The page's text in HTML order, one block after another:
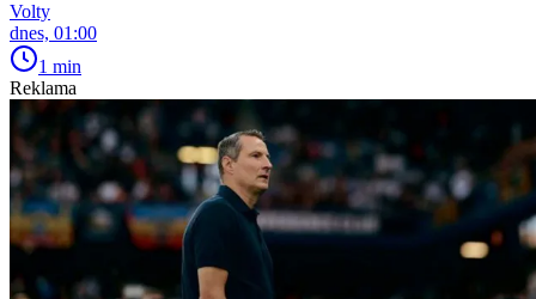
Volty
dnes, 01:00
1 min
Reklama